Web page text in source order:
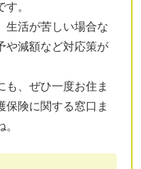
。
生活が苦しい場合な
や減額など対応策が
も、ぜひ一度お住ま
保険に関する窓口ま